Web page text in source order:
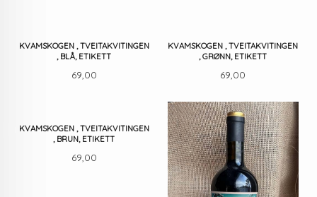
KVAMSKOGEN , TVEITAKVITINGEN
, BLÅ, ETIKETT
Pris
69,00
KVAMSKOGEN , TVEITAKVITINGEN
, GRØNN, ETIKETT
Pris
69,00
KVAMSKOGEN , TVEITAKVITINGEN
, BRUN, ETIKETT
Pris
69,00